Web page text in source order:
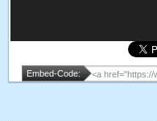
Embed-Code: